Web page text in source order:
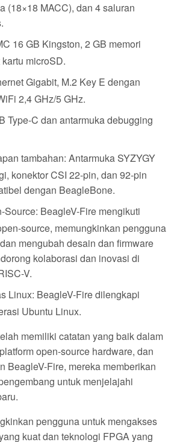
(18×18 MACC), dan 4 saluran
16 GB Kingston, 2 GB memori
microSD.
Gigabit, M.2 Key E dengan
2,4 GHz/5 GHz.
Type-C dan antarmuka debugging
tambahan: Antarmuka SYZYGY
konektor CSI 22-pin, dan 92-pin
dengan BeagleBone.
Source: BeagleV-Fire mengikuti
source, memungkinkan pengguna
mengubah desain dan firmware
kolaborasi dan inovasi di
V.
Linux: BeagleV-Fire dilengkapi
Ubuntu Linux.
memiliki catatan yang baik dalam
open-source hardware, dan
BeagleV-Fire, mereka memberikan
untuk menjelajahi
pengguna untuk mengakses
kuat dan teknologi FPGA yang